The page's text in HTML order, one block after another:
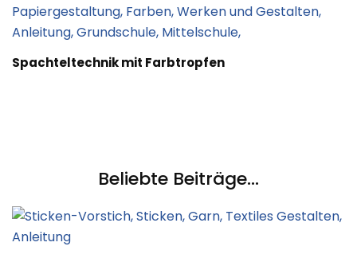
Spachteltechnik mit Farbtropfen
Beliebte Beiträge...